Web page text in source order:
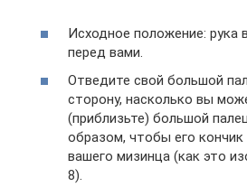
Исходное положение: рука
перед вами.
Отведите свой ​​большой
сторону, насколько вы
(приблизьте) большой
образом, чтобы его кончик
вашего мизинца (как это
8).